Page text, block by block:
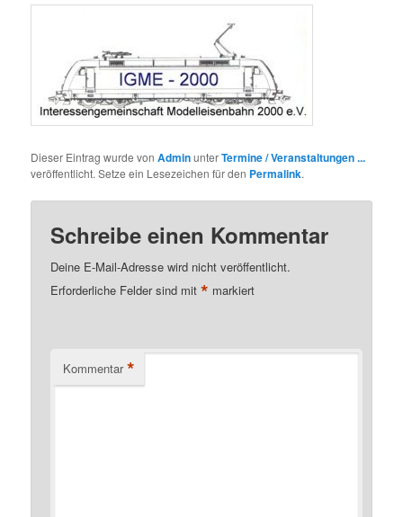
Dieser Eintrag wurde vonAdminunterTermine / Veranstaltungen ...
veröffentlicht. Setze ein Lesezeichen für den Permalink.
Schreibe einen Kommentar
Deine E-Mail-Adresse wird nicht veröffentlicht.
Erforderliche Felder sind mit* markiert
Kommentar *